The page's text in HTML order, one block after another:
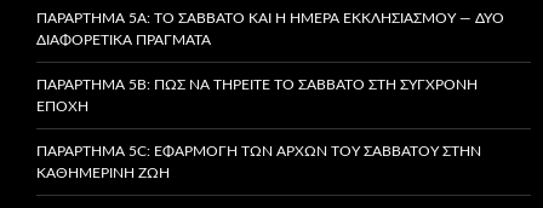
ΠΑΡΆΡΤΗΜΑ 5A: ΤΟ ΣΆΒΒΑΤΟ ΚΑΙ Η ΗΜΈΡΑ ΕΚΚΛΗΣΙΑΣΜΟΎ — ΔΎΟ
ΔΙΑΦΟΡΕΤΙΚΆ ΠΡΆΓΜΑΤΑ
ΠΑΡΆΡΤΗΜΑ 5B: ΠΏΣ ΝΑ ΤΗΡΕΊΤΕ ΤΟ ΣΆΒΒΑΤΟ ΣΤΗ ΣΎΓΧΡΟΝΗ
ΕΠΟΧΉ
ΠΑΡΆΡΤΗΜΑ 5C: ΕΦΑΡΜΟΓΉ ΤΩΝ ΑΡΧΏΝ ΤΟΥ ΣΑΒΒΆΤΟΥ ΣΤΗΝ
ΚΑΘΗΜΕΡΙΝΉ ΖΩΉ